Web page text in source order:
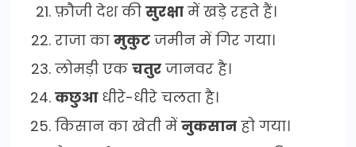
फ़ौजी देश की सुरक्षा में खड़े रहते हैं।
राजा का मुकुट जमीन में गिर गया।
लोमड़ी एक चतुर जानवर है।
कछुआधीरे-धीरे चलता है।
किसान का खेती में नुकसान हो गया।